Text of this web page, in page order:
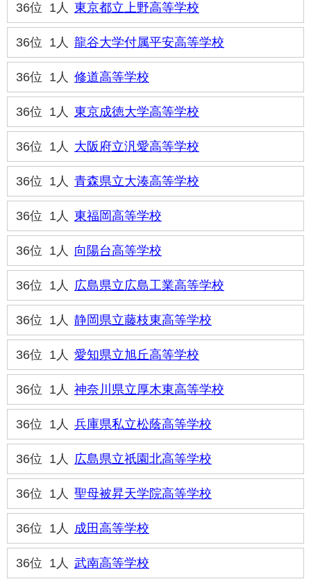
36位 1人 東京都立上野高等学校
36位 1人 龍谷大学付属平安高等学校
36位 1人 修道高等学校
36位 1人 東京成徳大学高等学校
36位 1人 大阪府立汎愛高等学校
36位 1人 青森県立大湊高等学校
36位 1人 東福岡高等学校
36位 1人 向陽台高等学校
36位 1人 広島県立広島工業高等学校
36位 1人 静岡県立藤枝東高等学校
36位 1人 愛知県立旭丘高等学校
36位 1人 神奈川県立厚木東高等学校
36位 1人 兵庫県私立松蔭高等学校
36位 1人 広島県立祇園北高等学校
36位 1人 聖母被昇天学院高等学校
36位 1人 成田高等学校
36位 1人 武南高等学校